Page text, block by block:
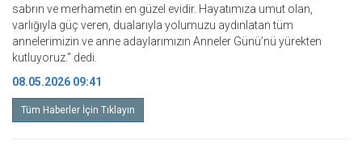
sabrın ve merhametin en güzel evidir. Hayatımıza umut olan,
varlığıyla güç veren, dualarıyla yolumuzu aydınlatan tüm
annelerimizin ve anne adaylarımızın Anneler Günü’nü yürekten
kutluyoruz." dedi.
08.05.2026 09:41
Tüm Haberler İçin Tıklayın